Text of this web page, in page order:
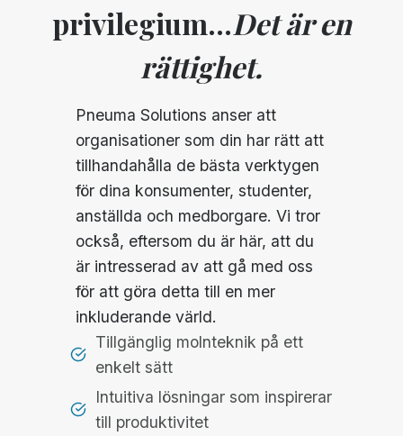
privilegium...Det är en
rättighet.
Pneuma Solutions anser att
organisationer som din har rätt att
tillhandahålla de bästa verktygen
för dina konsumenter, studenter,
anställda och medborgare. Vi tror
också, eftersom du är här, att du
är intresserad av att gå med oss
för att göra detta till en mer
inkluderande värld.
Tillgänglig molnteknik på ett
enkelt sätt
Intuitiva lösningar som inspirerar
till produktivitet